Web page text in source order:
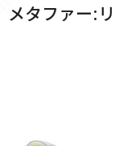
メタファー: